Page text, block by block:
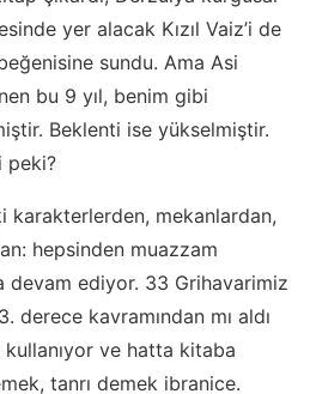
yer alacak Kızıl Vaiz’i de
sundu. Ama Asi
bu 9 yıl, benim gibi
Beklenti ise yükselmiştir.
peki?
karakterlerden, mekanlardan,
hepsinden muazzam
devam ediyor. 33 Grihavarimiz
derece kavramından mı aldı
ve hatta kitaba
tanrı demek ibranice.